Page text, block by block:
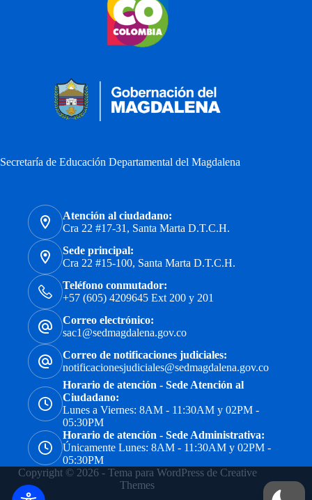
Secretaría de Educación Departamental del Magdalena
Atención al ciudadano:
Cra 22 #17-31, Santa Marta D.T.C.H.
Sede principal:
Cra 22 #15-100, Santa Marta D.T.C.H.
Teléfono conmutador:
+57 (605) 4209645 Ext 200 y 201
Correo electrónico:
sac1@sedmagdalena.gov.co
Correo de notificaciones judiciales:
notificacionesjudiciales@sedmagdalena.gov.co
Horario de atención - Sede Atención al
Ciudadano:
Lunes a Viernes: 8AM - 11:30AM y 02PM -
05:30PM
Horario de atención - Sede Administrativa:
Únicamente Lunes: 8AM - 11:30AM y 02PM -
05:30PM
Copyright © 2026 - Tema para WordPress de Creative
Themes